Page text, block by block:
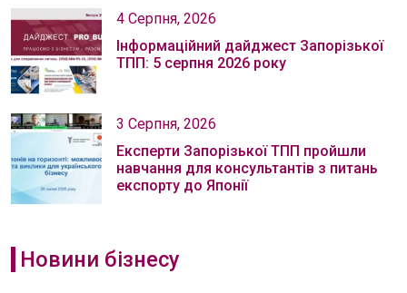
4 Серпня, 2026
Інформаційний дайджест Запорізької
ТПП: 5 серпня 2026 року
3 Серпня, 2026
Експерти Запорізької ТПП пройшли
навчання для консультантів з питань
експорту до Японії
Новини бізнесу